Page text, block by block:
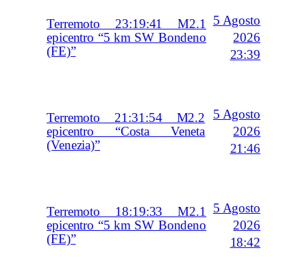
Terremoto 23:19:41 M2.1
epicentro “5 km SW Bondeno
(FE)”
5 Agosto
2026
23:39
Terremoto 21:31:54 M2.2
epicentro “Costa Veneta
(Venezia)”
5 Agosto
2026
21:46
Terremoto 18:19:33 M2.1
epicentro “5 km SW Bondeno
(FE)”
5 Agosto
2026
18:42